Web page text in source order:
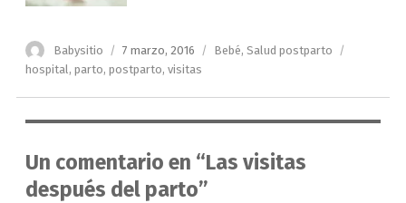
Autor
Babysitio
Publicado
el
7 marzo, 2016 Categorías
Bebé, Salud postparto
hospital , parto, postparto, visitas
Un comentario en “Las visitas
después del parto”